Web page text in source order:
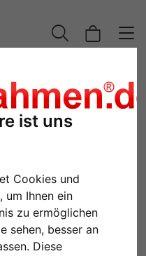
ist uns
Cookies und
um Ihnen ein
zu ermöglichen
sehen, besser an
Diese